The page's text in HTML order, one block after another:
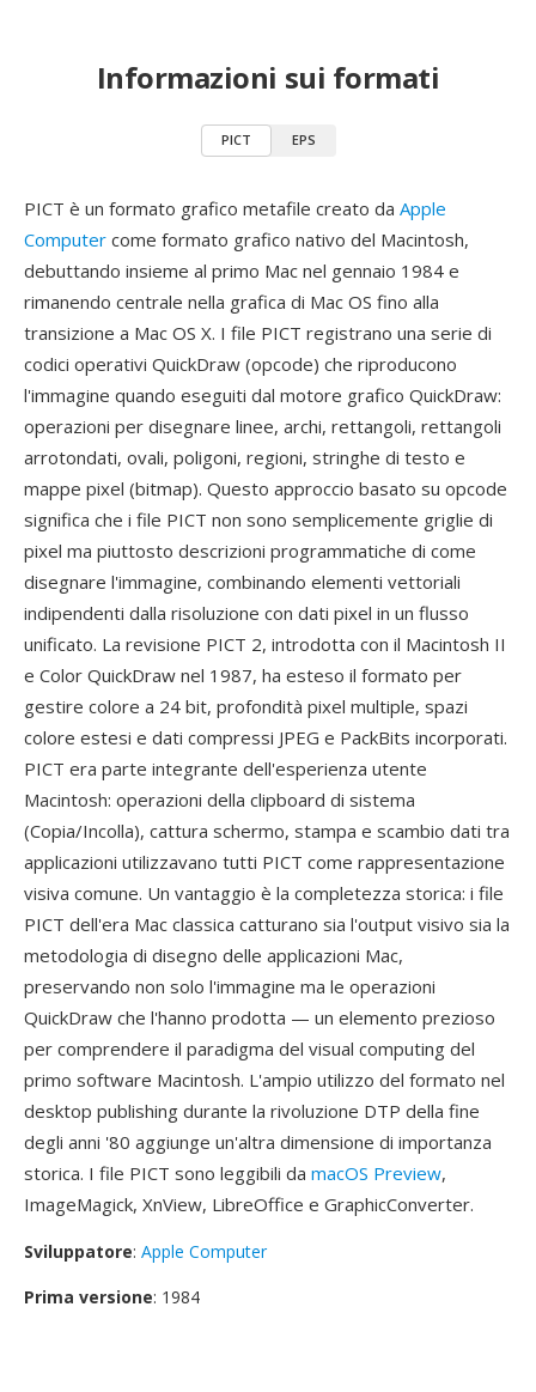
Informazioni sui formati
PICT EPS
PICT è un formato grafico metafile creato da Apple
Computer come formato grafico nativo del Macintosh,
debuttando insieme al primo Mac nel gennaio 1984 e
rimanendo centrale nella grafica di Mac OS fino alla
transizione a Mac OS X. I file PICT registrano una serie di
codici operativi QuickDraw (opcode) che riproducono
l'immagine quando eseguiti dal motore grafico QuickDraw:
operazioni per disegnare linee, archi, rettangoli, rettangoli
arrotondati, ovali, poligoni, regioni, stringhe di testo e
mappe pixel (bitmap). Questo approccio basato su opcode
significa che i file PICT non sono semplicemente griglie di
pixel ma piuttosto descrizioni programmatiche di come
disegnare l'immagine, combinando elementi vettoriali
indipendenti dalla risoluzione con dati pixel in un flusso
unificato. La revisione PICT 2, introdotta con il Macintosh II
e Color QuickDraw nel 1987, ha esteso il formato per
gestire colore a 24 bit, profondità pixel multiple, spazi
colore estesi e dati compressi JPEG e PackBits incorporati.
PICT era parte integrante dell'esperienza utente
Macintosh: operazioni della clipboard di sistema
(Copia/Incolla), cattura schermo, stampa e scambio dati tra
applicazioni utilizzavano tutti PICT come rappresentazione
visiva comune. Un vantaggio è la completezza storica: i file
PICT dell'era Mac classica catturano sia l'output visivo sia la
metodologia di disegno delle applicazioni Mac,
preservando non solo l'immagine ma le operazioni
QuickDraw che l'hanno prodotta — un elemento prezioso
per comprendere il paradigma del visual computing del
primo software Macintosh. L'ampio utilizzo del formato nel
desktop publishing durante la rivoluzione DTP della fine
degli anni '80 aggiunge un'altra dimensione di importanza
storica. I file PICT sono leggibili da macOS Preview,
ImageMagick, XnView, LibreOffice e GraphicConverter.
Sviluppatore: Apple Computer
Prima versione: 1984